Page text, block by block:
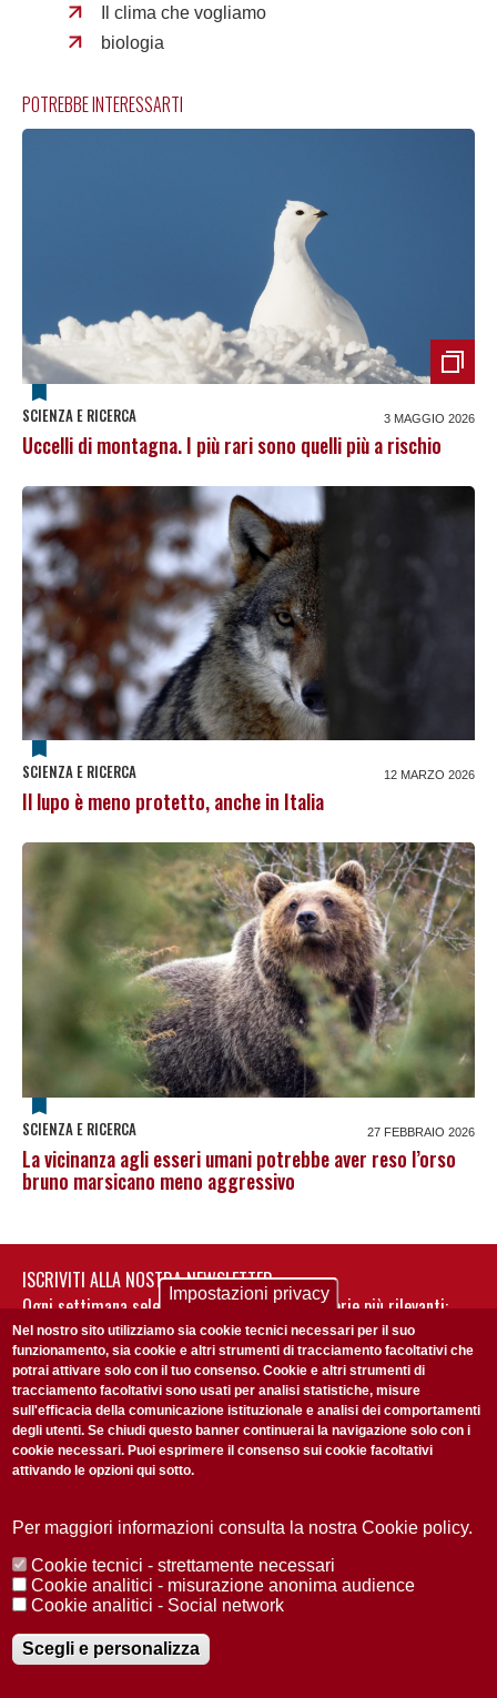
Il clima che vogliamo
biologia
POTREBBE INTERESSARTI
SCIENZA E RICERCA 3 MAGGIO 2026
Uccelli di montagna. I più rari sono quelli più a rischio
SCIENZA E RICERCA 12 MARZO 2026
Il lupo è meno protetto, anche in Italia
SCIENZA E RICERCA 27 FEBBRAIO 2026
La vicinanza agli esseri umani potrebbe aver reso l’orso
bruno marsicano meno aggressivo
ISCRIVITI ALLA NOSTRA NEWSLETTER
Ogni settimana selezioniamo per te nostre storie più rilevanti:
non perderti gli aggiornamenti della nostra newsletter
Accetto laPrivacy Policy
Redazione Copyright Privacy
Area stampa
© 2025 Università di Padova
Registrazione presso il Tribunale di Padova n. 2097/2012 del 18 giugno
2012
Impostazioni privacy
Nel nostro sito utilizziamo sia cookie tecnici necessari per il suo
funzionamento, sia cookie e altri strumenti di tracciamento facoltativi che
potrai attivare solo con il tuo consenso. Cookie e altri strumenti di
tracciamento facoltativi sono usati per analisi statistiche, misure
sull'efficacia della comunicazione istituzionale e analisi dei comportamenti
degli utenti. Se chiudi questo banner continuerai la navigazione solo con i
cookie necessari. Puoi esprimere il consenso sui cookie facoltativi
attivando le opzioni qui sotto.
Per maggiori informazioni consulta la nostra Cookie policy.
Cookie tecnici - strettamente necessari
Cookie analitici - misurazione anonima audience
Cookie analitici - Social network
Scegli e personalizza